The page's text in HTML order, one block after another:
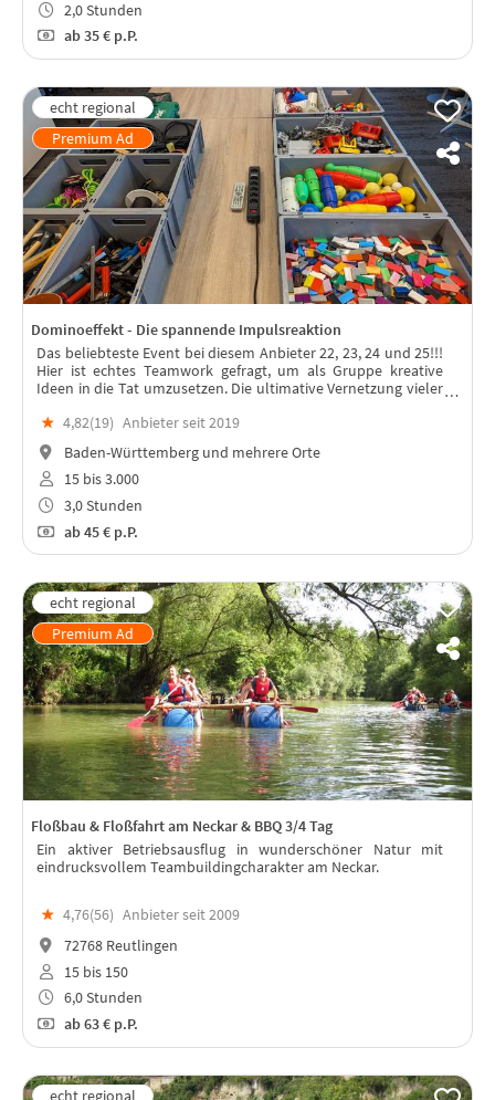
2,0 Stunden
ab35 € p.P.
Dominoeffekt - Die spannende Impulsreaktion
Das beliebteste Event bei diesem Anbieter 22, 23, 24 und 25!!!
Hier ist echtes Teamwork gefragt, um als Gruppe kreative
Ideen in die Tat umzusetzen. Die ultimative Vernetzung vieler
Dein Team.
★ 4,82(19) Anbieter seit 2019
Baden-Württemberg und mehrere Orte
15 bis 3.000
3,0 Stunden
ab45 € p.P.
Floßbau & Floßfahrt am Neckar & BBQ 3/4 Tag
Ein aktiver Betriebsausflug in wunderschöner Natur mit
eindrucksvollem Teambuildingcharakter am Neckar.
★ 4,76(56) Anbieter seit 2009
72768 Reutlingen
15 bis 150
6,0 Stunden
ab63 € p.P.